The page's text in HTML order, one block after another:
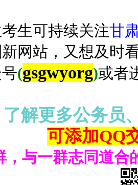
生可持续关注甘
网站，又想及时
(gsgwyorg)或者
了解更多公务员
可添加QQ
，与一群志同道合